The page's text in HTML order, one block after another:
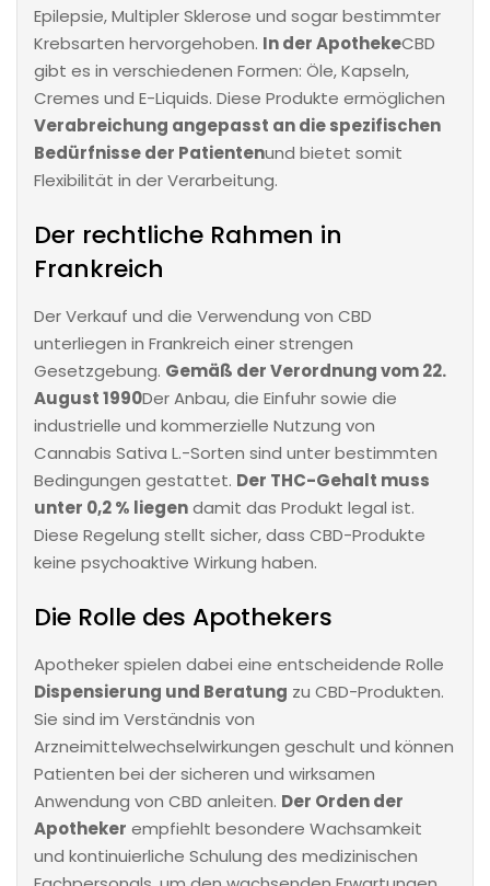
Epilepsie, Multipler Sklerose und sogar bestimmter
Krebsarten hervorgehoben. In der ApothekeCBD
gibt es in verschiedenen Formen: Öle, Kapseln,
Cremes und E-Liquids. Diese Produkte ermöglichen
Verabreichung angepasst an die spezifischen
Bedürfnisse der Patientenund bietet somit
Flexibilität in der Verarbeitung.
Der rechtliche Rahmen in
Frankreich
Der Verkauf und die Verwendung von CBD
unterliegen in Frankreich einer strengen
Gesetzgebung. Gemäß der Verordnung vom 22.
August 1990Der Anbau, die Einfuhr sowie die
industrielle und kommerzielle Nutzung von
Cannabis Sativa L.-Sorten sind unter bestimmten
Bedingungen gestattet. Der THC-Gehalt muss
unter 0,2 % liegendamit das Produkt legal ist.
Diese Regelung stellt sicher, dass CBD-Produkte
keine psychoaktive Wirkung haben.
Die Rolle des Apothekers
Apotheker spielen dabei eine entscheidende Rolle
Dispensierung und Beratung zu CBD-Produkten.
Sie sind im Verständnis von
Arzneimittelwechselwirkungen geschult und können
Patienten bei der sicheren und wirksamen
Anwendung von CBD anleiten. Der Orden der
Apotheker empfiehlt besondere Wachsamkeit
und kontinuierliche Schulung des medizinischen